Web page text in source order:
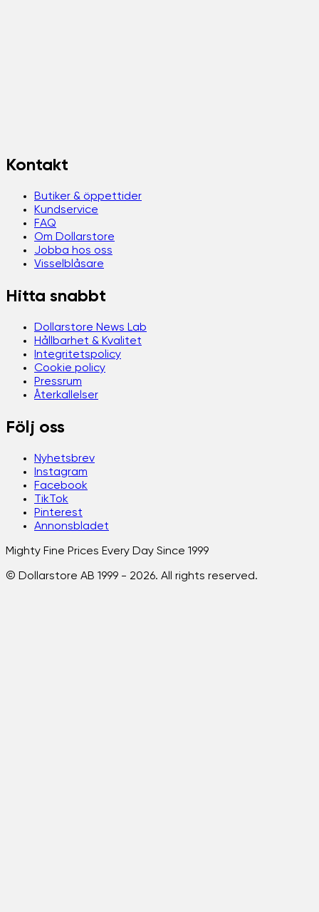
Kontakt
Butiker & öppettider
Kundservice
FAQ
Om Dollarstore
Jobba hos oss
Visselblåsare
Hitta snabbt
Dollarstore News Lab
Hållbarhet & Kvalitet
Integritetspolicy
Cookie policy
Pressrum
Återkallelser
Följ oss
Nyhetsbrev
Instagram
Facebook
TikTok
Pinterest
Annonsbladet
Mighty Fine Prices Every Day Since 1999
© Dollarstore AB 1999 - 2026. All rights reserved.